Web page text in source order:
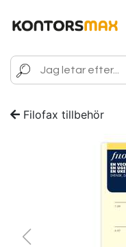
Filofax tillbehör